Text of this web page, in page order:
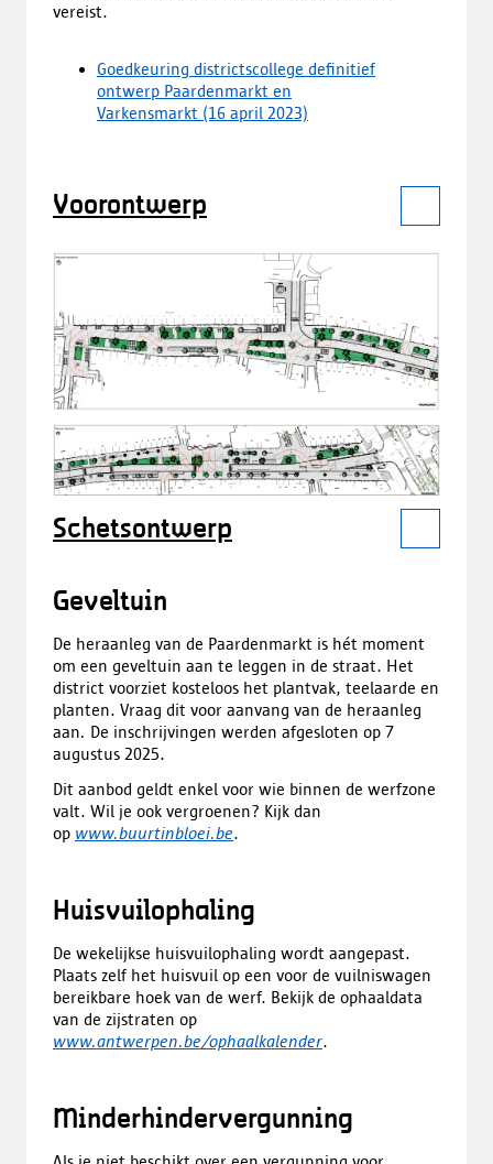
vereist.
Goedkeuring districtscollege definitief
ontwerp Paardenmarkt en
Varkensmarkt (16 april 2023)
Voorontwerp
Schetsontwerp
Geveltuin
De heraanleg van de Paardenmarkt is hét moment
om een geveltuin aan te leggen in de straat. Het
district voorziet kosteloos het plantvak, teelaarde en
planten. Vraag dit voor aanvang van de heraanleg
aan. De inschrijvingen werden afgesloten op 7
augustus 2025.
Dit aanbod geldt enkel voor wie binnen de werfzone
valt. Wil je ook vergroenen? Kijk dan
op www.buurtinbloei.be.
Huisvuilophaling
De wekelijkse huisvuilophaling wordt aangepast.
Plaats zelf het huisvuil op een voor de vuilniswagen
bereikbare hoek van de werf. Bekijk de ophaaldata
van de zijstraten op
www.antwerpen.be/ophaalkalender.
Minderhindervergunning